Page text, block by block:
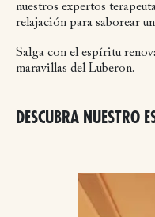
nuestros expertos
relajación para saborear
Salga con el espíritu
maravillas del Luberon.
DESCUBRA NUESTRO